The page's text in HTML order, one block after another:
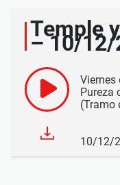
Temple
– 10/12/
Viernes
Pureza
(Tramo
10/12/